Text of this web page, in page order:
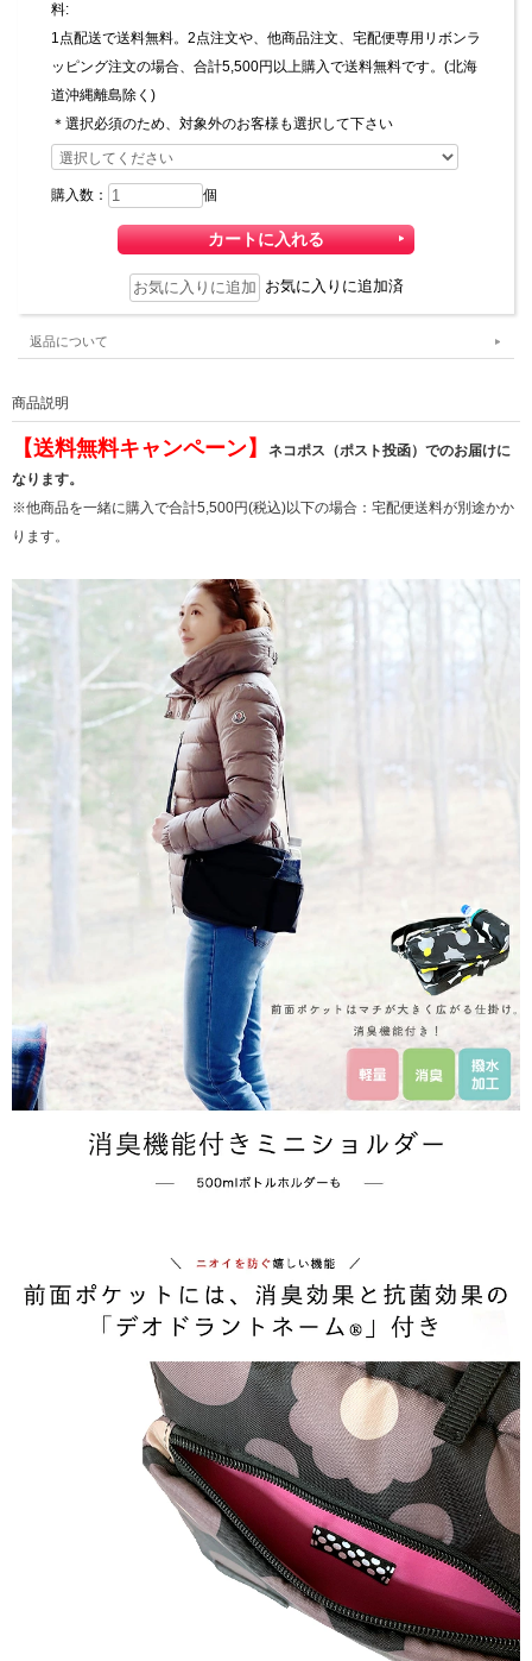
料:
1点配送で送料無料。2点注文や、他商品注文、宅配便専用リボンラ
ッピング注文の場合、合計5,500円以上購入で送料無料です。(北海
道沖縄離島除く)
＊選択必須のため、対象外のお客様も選択して下さい
購入数： 個
お気に入りに追加済
返品について
商品説明
【送料無料キャンペーン】
ネコポス（ポスト投函）でのお届けに
なります。
※他商品を一緒に購入で合計5,500円(税込)以下の場合：宅配便送料が別途かか
ります。